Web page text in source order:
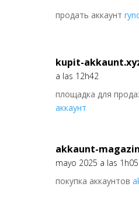
продать аккаунт
kupit-
a las 12h42
площадка для
аккаунт
akkaunt-
mayo 2025 a las 1h05
покупка аккаунтов